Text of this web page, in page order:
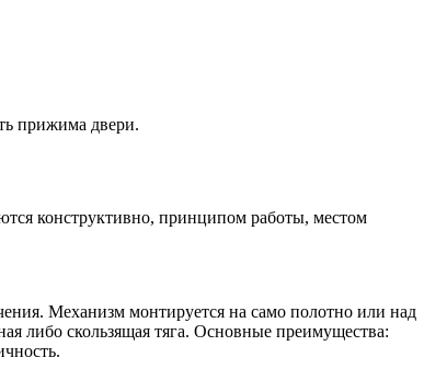
прижима двери.
конструктивно, принципом работы, местом
Механизм монтируется на само полотно или над
либо скользящая тяга. Основные преимущества: